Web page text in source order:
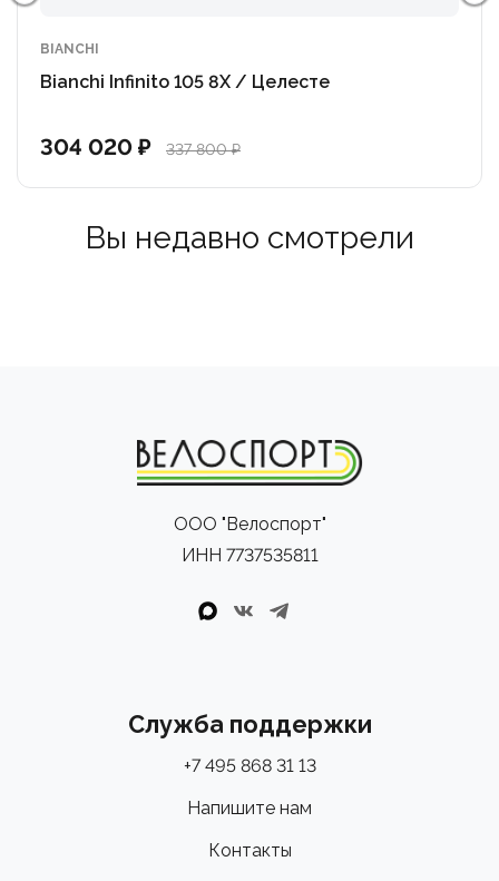
с булыжным покрытием.
Передний Переключатель Shimano Ultegra RD-R8000
Ручки переключения передач
дисковый тормоз, Shimano Ultegra ST-R8025 2x11sp
Колеса: Дисковый тормоз Vision Trimax 30, 700X19c
Шины Виттория Рубино Pro G2.0 с графеновым
покрытием 700x28"
BIANCHI
Bianchi Infinito 105 8X / Целесте
304 020 ₽ 337 800 ₽
Вы недавно смотрели
ООО "Велоспорт"
ИНН 7737535811
Служба поддержки
+7 495 868 31 13
Напишите нам
Контакты